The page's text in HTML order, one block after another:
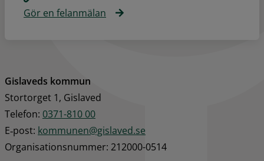
Gör en felanmälan
Gislaveds kommun
Stortorget 1, Gislaved
Telefon: 0371-810 00
E‑post: kommunen@gislaved.se
Organisationsnummer: 212000-0514